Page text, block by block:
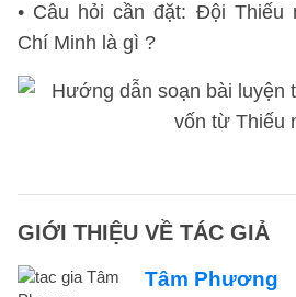
• Câu hỏi cần đặt: Đội Thiếu
Chí Minh là gì ?
GIỚI THIỆU VỀ TÁC GIẢ
Tâm Phương